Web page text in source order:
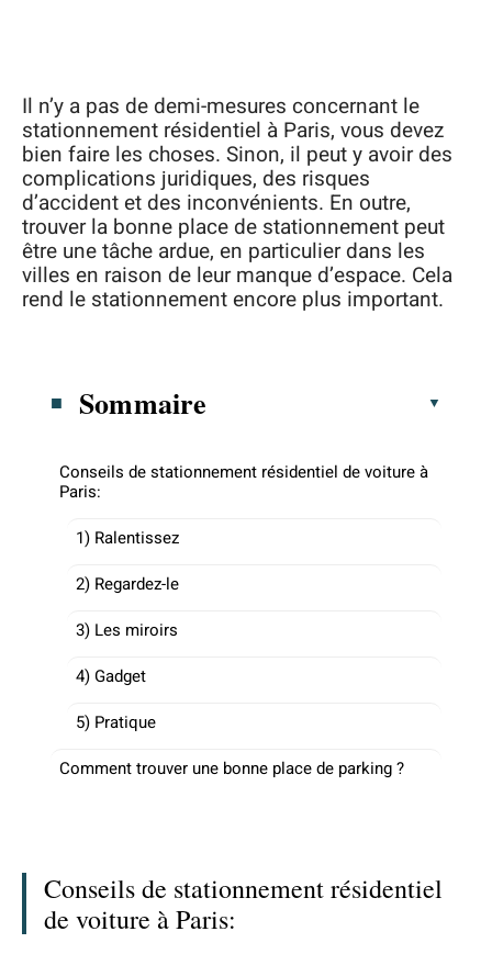
Il n’y a pas de demi-mesures concernant le
stationnement résidentiel à Paris, vous devez
bien faire les choses. Sinon, il peut y avoir des
complications juridiques, des risques
d’accident et des inconvénients. En outre,
trouver la bonne place de stationnement peut
être une tâche ardue, en particulier dans les
villes en raison de leur manque d’espace. Cela
rend le stationnement encore plus important.
Sommaire
Conseils de stationnement résidentiel de voiture à
Paris:
1) Ralentissez
2) Regardez-le
3) Les miroirs
4) Gadget
5) Pratique
Comment trouver une bonne place de parking ?
Conseils de stationnement résidentiel
de voiture à Paris: